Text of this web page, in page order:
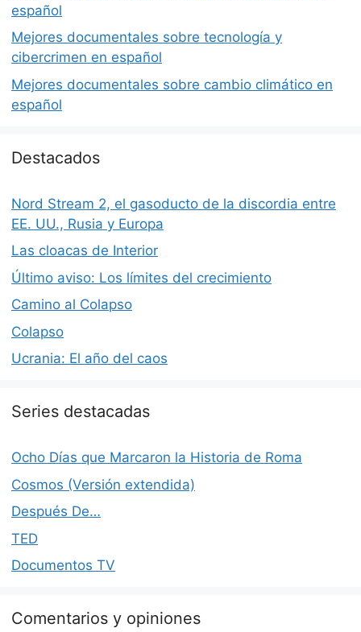
español
Mejores documentales sobre tecnología y
cibercrimen en español
Mejores documentales sobre cambio climático en
español
Destacados
Nord Stream 2, el gasoducto de la discordia entre
EE. UU., Rusia y Europa
Las cloacas de Interior
Último aviso: Los límites del crecimiento
Camino al Colapso
Colapso
Ucrania: El año del caos
Series destacadas
Ocho Días que Marcaron la Historia de Roma
Cosmos (Versión extendida)
Después De…
TED
Documentos TV
Comentarios y opiniones